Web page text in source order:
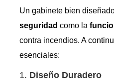
Un gabinete bien
seguridad como la
contra incendios. A
esenciales:
1. Diseño Duradero